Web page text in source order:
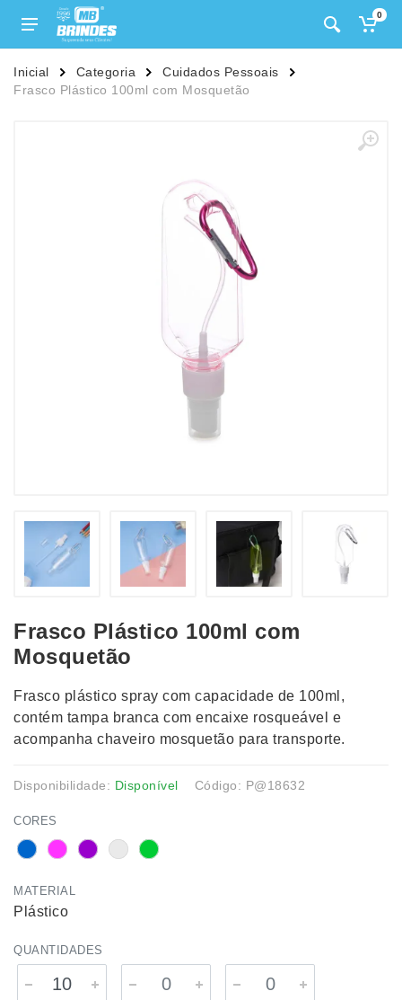
0
Inicial Categoria
Cuidados Pessoais
Frasco Plástico 100ml com Mosquetão
Frasco Plástico 100ml com
Mosquetão
Frasco plástico spray com capacidade de 100ml,
contém tampa branca com encaixe rosqueável e
acompanha chaveiro mosquetão para transporte.
Disponibilidade: Disponível Código: P@18632
CORES
MATERIAL
Plástico
QUANTIDADES